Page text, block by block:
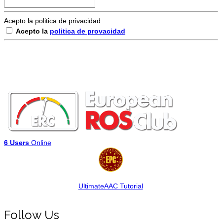
Acepto la politica de privacidad
Acepto la politica de provacidad
6 Users Online
UltimateAAC Tutorial
Follow Us